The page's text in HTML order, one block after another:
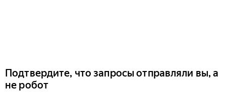
Подтвердите, что запросы отправляли вы, а
не робот